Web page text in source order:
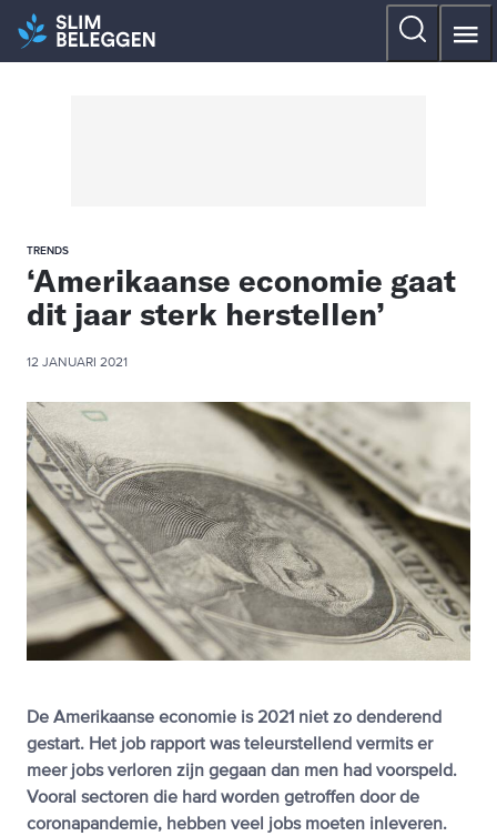
TRENDS
‘Amerikaanse economie gaat
dit jaar sterk herstellen’
12 JANUARI 2021
De Amerikaanse economie is 2021 niet zo denderend
gestart. Het job rapport was teleurstellend vermits er
meer jobs verloren zijn gegaan dan men had voorspeld.
Vooral sectoren die hard worden getroffen door de
coronapandemie, hebben veel jobs moeten inleveren.